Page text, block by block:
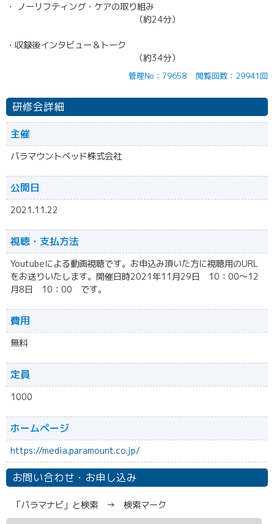
・ ノーリフティング・ケアの取り組み
（約24分）
・収録後インタビュー＆トーク
（約34分）
管理No：79658 閲覧回数：29941回
研修会詳細
主催
パラマウントベッド株式会社
公開日
2021.11.22
視聴・ 支払方法
Youtubeによる動画視聴です。お申込み頂いた方に視聴用のURL
をお送りいたします。開催日時2021年11月29日 10：00～12
月8日 10：00 です。
費用
無料
定員
1000
ホームページ
https://media.paramount.co.jp/
お問い合わせ・お申し込み
「パラマナビ」と検索 → 検索マーク